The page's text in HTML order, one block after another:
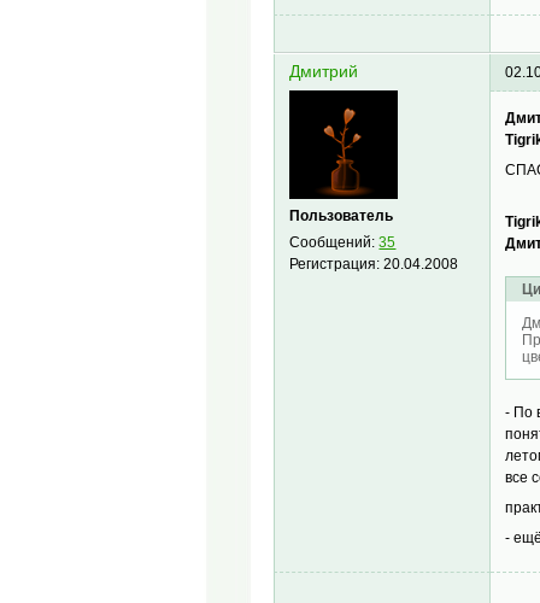
Дмитрий
Пользователь
Сообщений:35
Регистрация:20.04.2008
- По
все
-